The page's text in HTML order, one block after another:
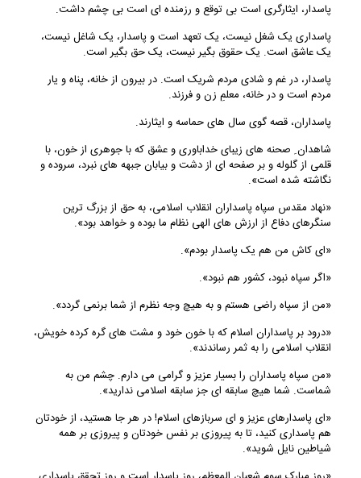
پاسدار، ایثارگری است بی توقع و رزمنده ای است بی چشم داشت.
پاسداری یک شغل نیست، یک تعهد است و پاسدار، یک شاغل نیست،
یک عاشق است. یک حقوق بگیر نیست، یک حق بگیر است.
پاسدار، در غم و شادی مردم شریک است. در بیرون از خانه، پناه و یار
مردم است و در خانه، معلمِ زن و فرزند.
پاسداران، قصه گوی سال های حماسه و ایثارند.
شاهدان ِ صحنه های زیبای خداباوری و عشق که با جوهری از خون، با
قلمی از گلوله و بر صفحه ای از دشت و بیابان جبهه های نبرد، سروده و
نگاشته شده است».
«نهاد مقدس سپاه پاسداران انقلاب اسلامی، به حق از بزرگ ترین
سنگرهای دفاع از ارزش های الهی نظام ما بوده و خواهد بود».
«ای کاش من هم یک پاسدار بودم».
«اگر سپاه نبود، کشور هم نبود».
«من از سپاه راضی هستم و به هیچ وجه نظرم از شما برنمی گردد».
«درود بر پاسداران اسلام که با خون خود و مشت های گره کرده خویش،
انقلاب اسلامی را به ثمر رساندند».
«من سپاه پاسداران را بسیار عزیز و گرامی می دارم. چشم من به
شماست. شما هیچ سابقه ای جز سابقه اسلامی ندارید».
«ای پاسدارهای عزیز و ای سربازهای اسلام! در هر جا هستید، از خودتان
هم پاسداری کنید، تا به پیروزی بر نفس خودتان و پیروزی بر همه
شیاطین نایل شوید».